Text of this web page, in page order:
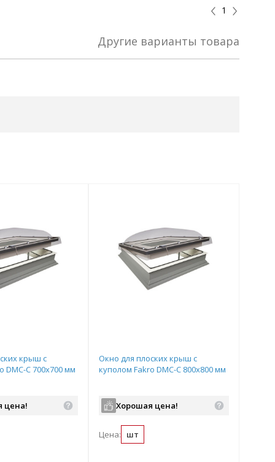
1
Другие варианты товара
крыш с
DMC-С 700х700 мм
цена!
Окно для плоских крыш с
куполом Fakro DMC-С 800х800 мм
Хорошая цена!
Цена: шт